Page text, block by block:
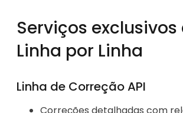
Serviços exclusivos
Linha por Linha
Linha de Correção API
Correções detalhadas com